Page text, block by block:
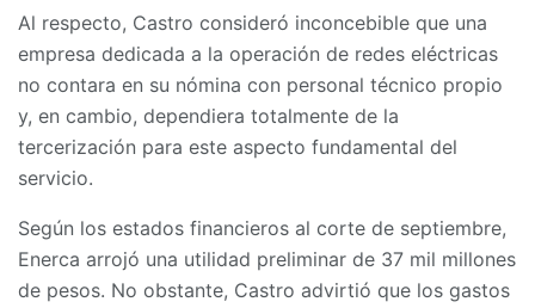
Al respecto, Castro consideró inconcebible que una
empresa dedicada a la operación de redes eléctricas
no contara en su nómina con personal técnico propio
y, en cambio, dependiera totalmente de la
tercerización para este aspecto fundamental del
servicio.
Según los estados financieros al corte de septiembre,
Enerca arrojó una utilidad preliminar de 37 mil millones
de pesos. No obstante, Castro advirtió que los gastos